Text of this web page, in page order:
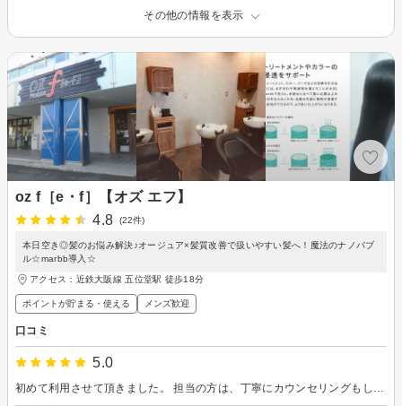
その他の情報を表示
oz f［e・f］【オズ エフ】
4.8
(22件)
本日空き◎髪のお悩み解決♪オージュア×髪質改善で扱いやすい髪へ！魔法のナノバブ
ル☆marbb導入☆
アクセス：近鉄大阪線 五位堂駅 徒歩18分
ポイントが貯まる・使える メンズ歓迎
口コミ
5.0